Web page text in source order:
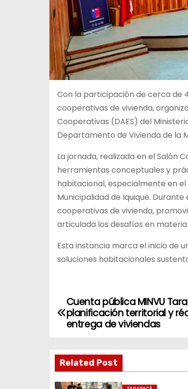
Con la participación de cerca de
cooperativas de vivienda,
Cooperativas (DAES) del
Departamento de Vivienda de la
La jornada, realizada en el Salón
herramientas conceptuales y
habitacional, especialmente en
Municipalidad de Iquique.
cooperativas de vivienda,
articulada los desafíos en
Esta instancia marca el inicio de
soluciones habitacionales
N
e
Cuenta pública MINVU
planificación territorial y
entrega de viviendas
Related Post